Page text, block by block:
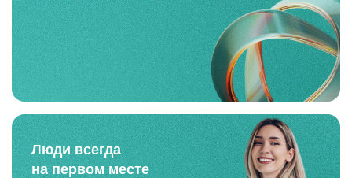
Люди всегда
на первом месте